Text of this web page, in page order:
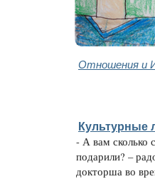
Отношения и
Культурные
- А вам сколько
подарили? –
докторша во